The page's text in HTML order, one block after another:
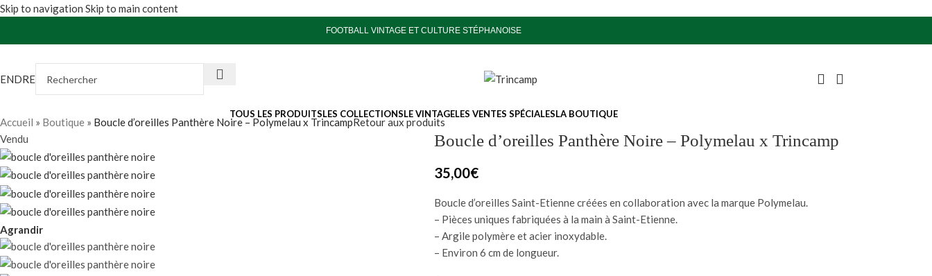
Skip to navigation Skip to main content
FOOTBALL VINTAGE ET CULTURE STÉPHANOISE
TOUS LES PRODUITSLES COLLECTIONSLE VINTAGELES VENTES SPÉCIALESLA BOUTIQUE
Accueil » Boutique » Boucle d’oreilles Panthère Noire – Polymelau x TrincampRetour aux produits
Vendu
Agrandir
Boucle d’oreilles Panthère Noire – Polymelau x Trincamp
35,00€
Boucle d’oreilles Saint-Etienne créées en collaboration avec la marque Polymelau.
– Pièces uniques fabriquées à la main à Saint-Etienne.
– Argile polymère et acier inoxydable.
– Environ 6 cm de longueur.